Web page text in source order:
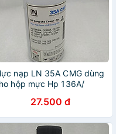
nạp LN 35A CMG dùng
hộp mực Hp 136A/
hãng27.500 đ